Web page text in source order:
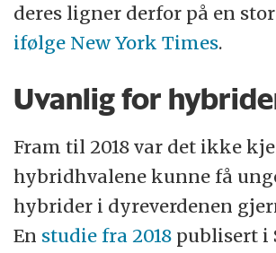
deres ligner derfor på en
ifølge New York Times.
Uvanlig for
Fram til 2018 var det ikke
hybridhvalene kunne få
hybrider i dyreverdenen
En studie fra 2018 publisert i